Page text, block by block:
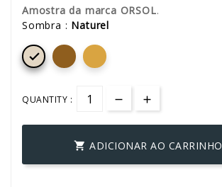
Amostra da marca ORSOL.
Sombra : Naturel

QUANTITY :
 ADICIONAR AO CARRINHO